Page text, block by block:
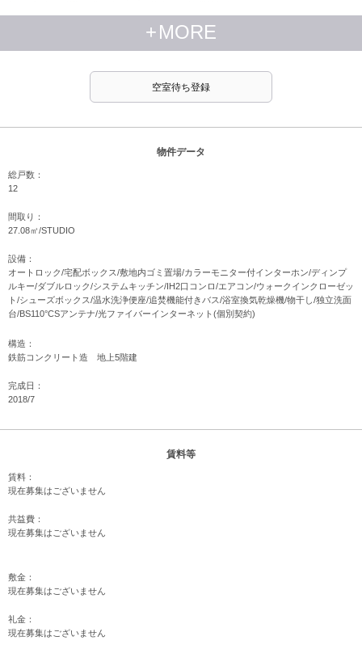
+MORE
空室待ち登録
物件データ
総戸数：
12
間取り：
27.08㎡/STUDIO
設備：
オートロック/宅配ボックス/敷地内ゴミ置場/カラーモニター付インターホン/ディンプ
ルキー/ダブルロック/システムキッチン/IH2口コンロ/エアコン/ウォークインクローゼッ
ト/シューズボックス/温水洗浄便座/追焚機能付きバス/浴室換気乾燥機/物干し/独立洗面
台/BS110°CSアンテナ/光ファイバーインターネット(個別契約)
構造：
鉄筋コンクリート造 地上5階建
完成日：
2018/7
賃料等
賃料：
現在募集はございません
共益費：
現在募集はございません
敷金：
現在募集はございません
礼金：
現在募集はございません